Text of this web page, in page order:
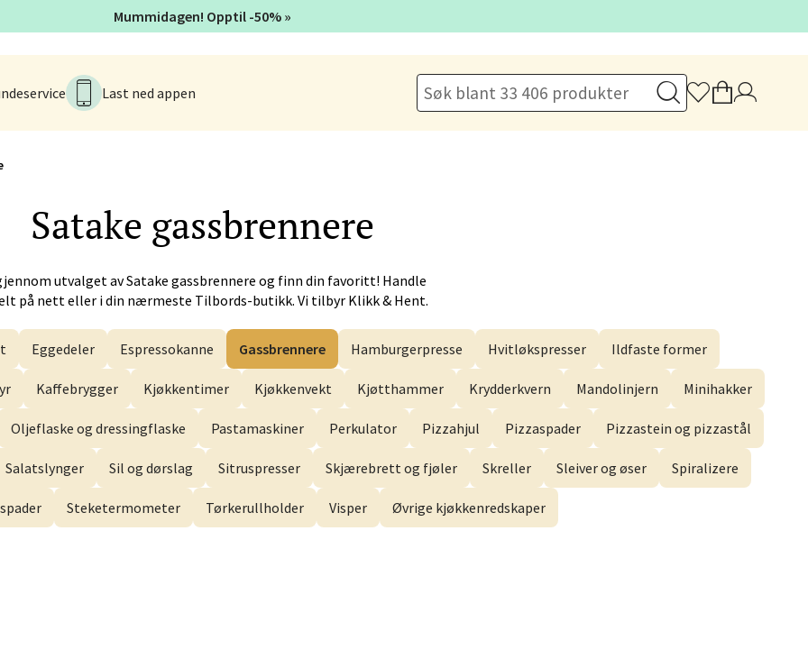
Last ned appen
Satake gassbrennere
utvalget avSatake gassbrennere og finn din favoritt! Handle
på nett eller i din nærmeste Tilbords-butikk. Vi tilbyr Klikk & Hent.
Eggedeler Espressokanne Gassbrennere Hamburgerpresse Hvitløkspresser Ildfaste former
Kaffebrygger Kjøkkentimer Kjøkkenvekt Kjøtthammer Krydderkvern Mandolinjern Minihakker
Oljeflaske og dressingflaske Pastamaskiner Perkulator Pizzahjul Pizzaspader Pizzastein og pizzastål
Salatslynger Sil og dørslag Sitruspresser Skjærebrett og fjøler Skreller Sleiver og øser Spiralizere
Steketermometer Tørkerullholder Visper Øvrige kjøkkenredskaper
Mummidagen! Opptil -50% »
4, 6800 Førde
10-20
Velg
- Galleriet
8, 5014 Bergen
dag 09-21
- CC Gjøvik
6, 2821 Gjøvik
10-21
Velg
- Gulskogen
Senter, 3048 Drammen
10-21
Velg